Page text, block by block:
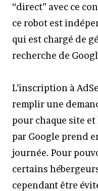
“direct” avec ce
ce robot est
qui est chargé de
recherche de
L’inscription à
remplir une
pour chaque site et
par Google prend
journée. Pour
certains
cependant être